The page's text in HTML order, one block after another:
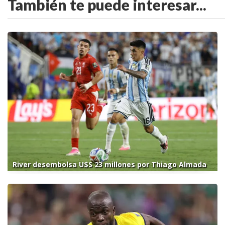
También te puede interesar...
River desembolsa U$S 23 millones por Thiago Almada